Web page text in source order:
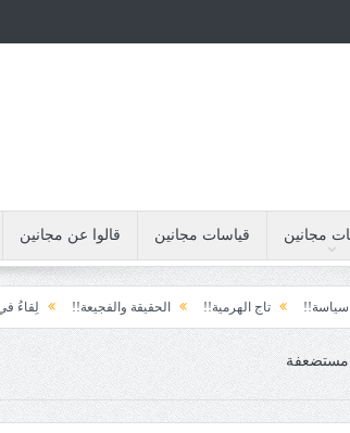
مجانين قياسات مجانين قالوا عن مجانين
تاج الهرمية!! الحقيقة والفجيعة!! لِقاءُ في المَطَرِ!
مستضعفة